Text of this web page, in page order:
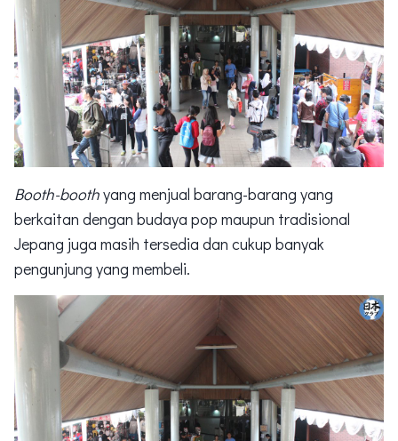
Booth-boothyang menjual barang-barang yang
berkaitan dengan budaya pop maupun tradisional
Jepang juga masih tersedia dan cukup banyak
pengunjung yang membeli.